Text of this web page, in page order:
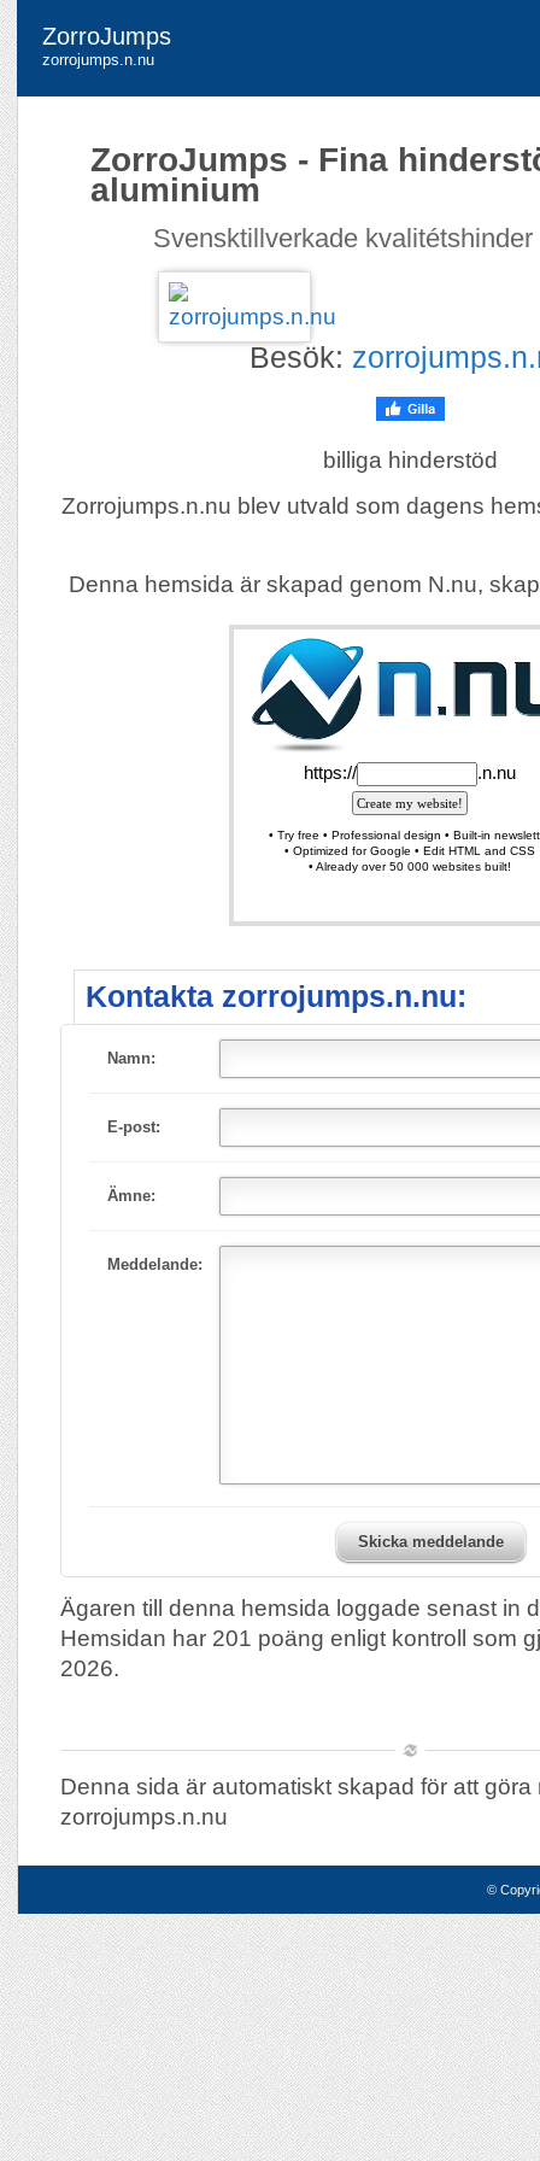
ZorroJumps
zorrojumps.n.nu
ZorroJumps - Fina
aluminium
Svensktillverkade
Besök:
billiga hinderstöd
Zorrojumps.n.nu blev utvald som dagens
Denna hemsida är skapad genom N.nu,
Kontakta zorrojumps.n.nu:
Namn:
E-post:
Ämne:
Meddelande:
Skicka meddelande
Ägaren till denna hemsida loggade senast in
Hemsidan har 201 poäng enligt kontroll som
2026.
Denna sida är automatiskt skapad för att göra
zorrojumps.n.nu
©